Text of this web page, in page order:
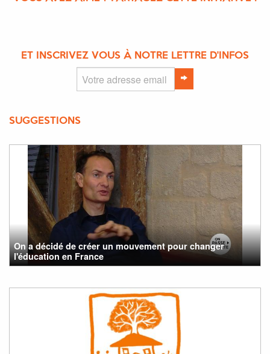
ET INSCRIVEZ VOUS À NOTRE LETTRE D'INFOS
SUGGESTIONS
On a décidé de créer un mouvement pour changer
l'éducation en France